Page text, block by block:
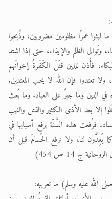
لبثوا عمرًا مظلومين مضروبين، وذُبحوا
وتَوالى الظلم والإيذاء، حتى إذا اشتد
فأُذن للذين قتَلَ الكَفَرةُ إخوانَهم
ولا تعتدوا فإن الله لا يحب المعتدين.
الدين وما جبرٌ على العباد. وما بُعث
إلا بعد الأذى الكثير والقتل والنهب
فرُفعت هذه السُّنّة برفع أسبابها في
يُعِدُّون لنا، ولا نرفع الحُسامَ قبل أن
ج 14 ص 454)
الله عليه وسلم) ما تعريبه: